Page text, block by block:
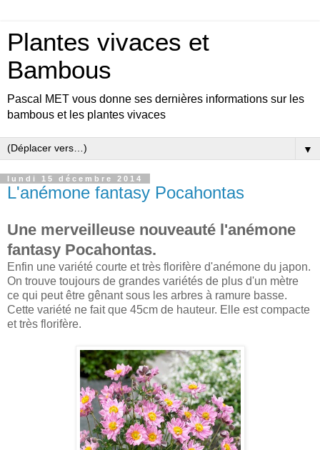
Plantes vivaces et
Bambous
Pascal MET vous donne ses dernières informations sur les
bambous et les plantes vivaces
▼
lundi 15 décembre 2014
L'anémone fantasy Pocahontas
Une merveilleuse nouveauté l'anémone
fantasy Pocahontas.
Enfin une variété courte et très florifère d'anémone du japon.
On trouve toujours de grandes variétés de plus d'un mètre
ce qui peut être gênant sous les arbres à ramure basse.
Cette variété ne fait que 45cm de hauteur. Elle est compacte
et très florifère.